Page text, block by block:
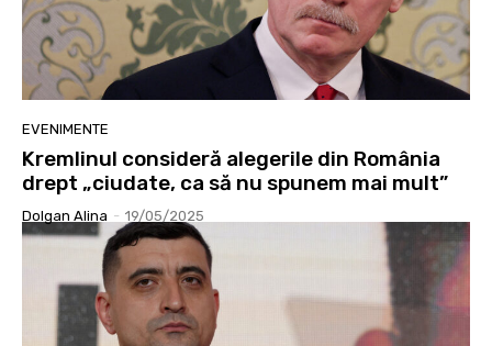
EVENIMENTE
Kremlinul consideră alegerile din România
drept „ciudate, ca să nu spunem mai mult”
Dolgan Alina - 19/05/2025